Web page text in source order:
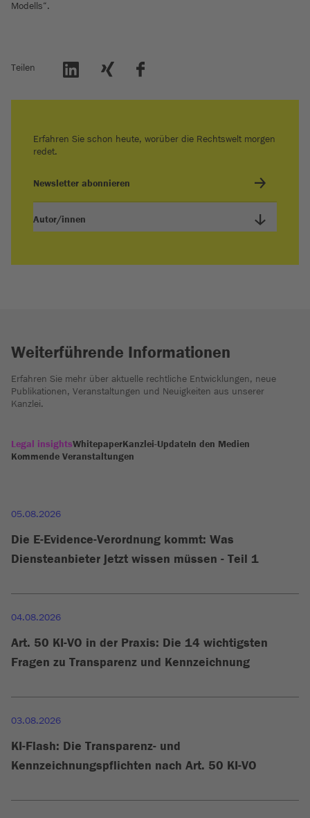
Modells“.
Teilen
Erfahren Sie schon heute, worüber die Rechtswelt morgen
redet.
Newsletter abonnieren
Autor/innen
Weiterführende Informationen
Erfahren Sie mehr über aktuelle rechtliche Entwicklungen, neue
Publikationen, Veranstaltungen und Neuigkeiten aus unserer
Kanzlei.
Legal insightsWhitepaperKanzlei-UpdateIn den Medien
Kommende Veranstaltungen
05.08.2026
Die E-Evidence-Verordnung kommt: Was
Diensteanbieter jetzt wissen müssen - Teil 1
04.08.2026
Art. 50 KI-VO in der Praxis: Die 14 wichtigsten
Fragen zu Transparenz und Kennzeichnung
03.08.2026
KI-Flash: Die Transparenz- und
Kennzeichnungspflichten nach Art. 50 KI-VO